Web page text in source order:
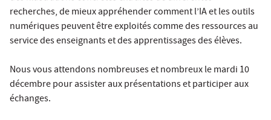
recherches, de mieux appréhender comment l’IA et les outils
numériques peuvent être exploités comme des ressources au
service des enseignants et des apprentissages des élèves.
Nous vous attendons nombreuses et nombreux le mardi 10
décembre pour assister aux présentations et participer aux
échanges.